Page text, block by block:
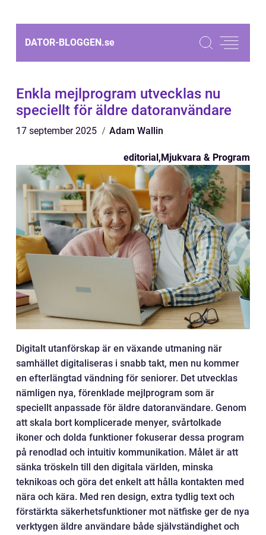
DATOR-BLOGGEN.se
Enkla mejlprogram utvecklas nu
speciellt för äldre datoranvändare
17 september 2025 Adam Wallin
editorial,Mjukvara & Program
Digitalt utanförskap är en växande utmaning när
samhället digitaliseras i snabb takt, men nu kommer
en efterlängtad vändning för seniorer. Det utvecklas
nämligen nya, förenklade mejlprogram som är
speciellt anpassade för äldre datoranvändare. Genom
att skala bort komplicerade menyer, svårtolkade
ikoner och dolda funktioner fokuserar dessa program
på renodlad och intuitiv kommunikation. Målet är att
sänka tröskeln till den digitala världen, minska
teknikoas och göra det enkelt att hålla kontakten med
nära och kära. Med ren design, extra tydlig text och
förstärkta säkerhetsfunktioner mot nätfiske ger de nya
verktygen äldre användare både självständighet och